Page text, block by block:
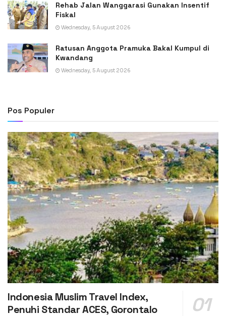
Rehab Jalan Wanggarasi Gunakan Insentif
Fiskal
Wednesday, 5 August 2026
Ratusan Anggota Pramuka Bakal Kumpul di
Kwandang
Wednesday, 5 August 2026
Pos Populer
Indonesia Muslim Travel Index,
Penuhi Standar ACES, Gorontalo